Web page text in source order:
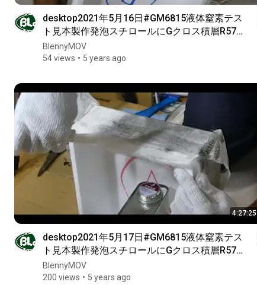
desktop2021年5月16日#GM6815液体窒素テス
ト見本製作発泡スチロールにGクロス積層R57黒
着色本体1pガラス繊維とGテーブ1p蓋はテープ
1p2p3p強度確認と再び積層補修OKか2th
BlennyMOV
54 views
5 years ago
4:27:25
desktop2021年5月17日#GM6815液体窒素テス
ト見本製作発泡スチロールにGクロス積層R57黒
着色本体1pガラス繊維とGテーブ1p蓋はテープ
1p2p3p強度確認と再び積層補修OKか2th
BlennyMOV
200 views
5 years ago